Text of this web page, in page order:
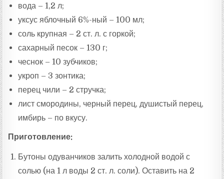
вода – 1,2 л;
уксус яблочный 6%-ный – 100 мл;
соль крупная – 2 ст. л. с горкой;
сахарный песок – 130 г;
чеснок – 10 зубчиков;
укроп – 3 зонтика;
перец чили – 2 стручка;
лист смородины, черный перец, душистый перец,
имбирь – по вкусу.
Приготовление:
Бутоны одуванчиков залить холодной водой с
солью (на 1 л воды 2 ст. л. соли). Оставить на 2